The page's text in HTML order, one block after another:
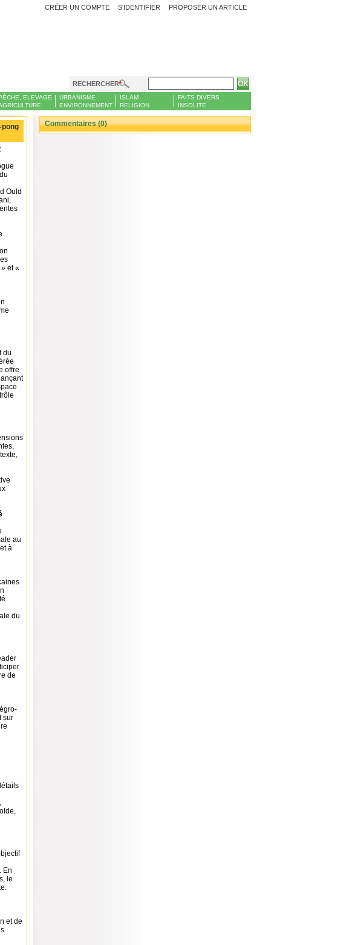
PROPOSER UN ARTICLE
CRÉER UN COMPTE S'IDENTIFIER
RECHERCHER
ELEVAGE
URBANISME
ENVIRONNEMENT
ISLAM
RELIGION
FAITS DIVERS
INSOLITE
pong
Ould
et «
du
offre
au
à
du
de
sur
En
le
et de
Commentaires (0)